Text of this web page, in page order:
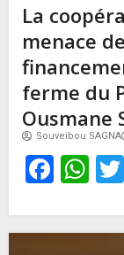
La
menace
ferme du
Ousmane
Souveibou SAGNA